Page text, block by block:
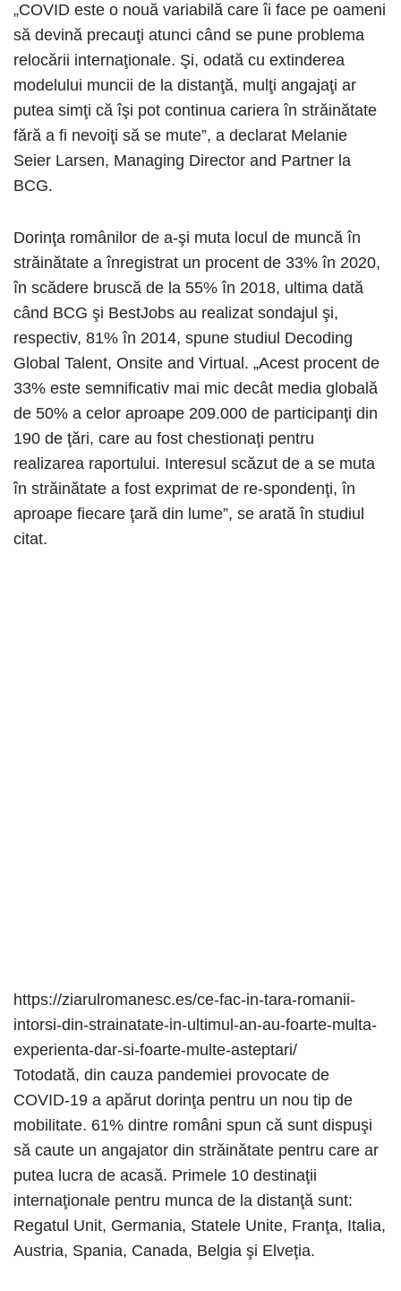
„COVID este o nouă variabilă care îi face pe oameni
să devină precauţi atunci când se pune problema
relocării internaţionale. Şi, odată cu extinderea
modelului muncii de la distanţă, mulţi angajaţi ar
putea simţi că îşi pot continua cariera în străinătate
fără a fi nevoiţi să se mute”, a declarat Melanie
Seier Larsen, Managing Director and Partner la
BCG.
Dorinţa românilor de a-şi muta locul de muncă în
străinătate a înregistrat un procent de 33% în 2020,
în scădere bruscă de la 55% în 2018, ultima dată
când BCG şi BestJobs au realizat sondajul şi,
respectiv, 81% în 2014, spune studiul Decoding
Global Talent, Onsite and Virtual. „Acest procent de
33% este semnificativ mai mic decât media globală
de 50% a celor aproape 209.000 de participanţi din
190 de ţări, care au fost chestionaţi pentru
realizarea raportului. Interesul scăzut de a se muta
în străinătate a fost exprimat de re-spondenţi, în
aproape fiecare ţară din lume”, se arată în studiul
citat.
https://ziarulromanesc.es/ce-fac-in-tara-romanii-
intorsi-din-strainatate-in-ultimul-an-au-foarte-multa-
experienta-dar-si-foarte-multe-asteptari/
Totodată, din cauza pandemiei provocate de
COVID-19 a apărut dorinţa pentru un nou tip de
mobilitate. 61% dintre români spun că sunt dispuşi
să caute un angajator din străinătate pentru care ar
putea lucra de acasă. Primele 10 destinaţii
internaţionale pentru munca de la distanţă sunt:
Regatul Unit, Germania, Statele Unite, Franţa, Italia,
Austria, Spania, Canada, Belgia şi Elveţia.